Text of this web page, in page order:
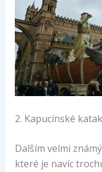
2. Kapucínské
Dalším velmi
které je navíc